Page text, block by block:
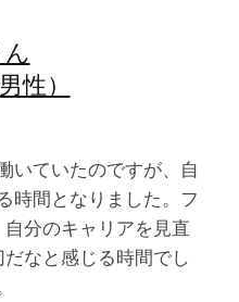
性）
いていたのですが、自
時間となりました。フ
分のキャリアを見直
なと感じる時間でし